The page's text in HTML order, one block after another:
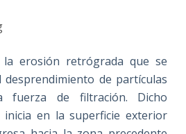
erosión retrógrada que se
de partículas
fuerza de filtración. Dicho
inicia en la superficie exterior